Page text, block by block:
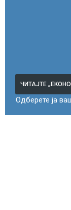
ЧИТАЈТЕ
Одберете ја